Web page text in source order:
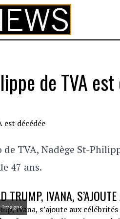
de TVA
TVA, Nadège St-
47 ans.
TRUMP, IVANA,
Images